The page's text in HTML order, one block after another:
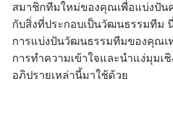
สมาชิกทีมใหม่ของคุณเพื่อแบ่งปัน
กับสิ่งที่ประกอบเป็นวัฒนธรรมทีม
การแบ่งปันวัฒนธรรมทีมของคุณเ
การทำความเข้าใจและนำแง่มุมเ
อภิปรายเหล่านี้มาใช้ด้วย